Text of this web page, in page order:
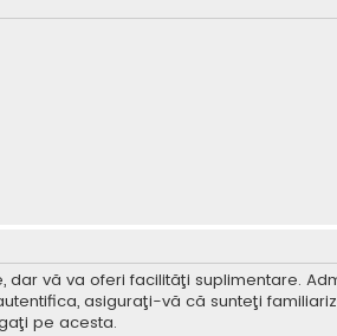
vă va oferi facilităţi suplimentare.
asiguraţi-vă că sunteţi
pe acesta.